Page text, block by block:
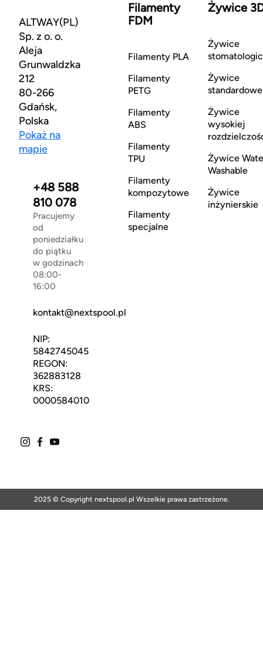
ALTWAY(PL)
Sp. z o. o.
Aleja
Grunwaldzka
212
80-266
Gdańsk,
Polska
Pokaż na
mapie
+48 588
810 078
Pracujemy
od
poniedziałku
do piątku
w godzinach
08:00-
16:00
kontakt@nextspool.pl
NIP:
5842745045
REGON:
362883128
KRS:
0000584010
Filamenty
FDM
Filamenty PLA
Filamenty
PETG
Filamenty
ABS
Filamenty
TPU
Filamenty
kompozytowe
Filamenty
specjalne
Żywice
Żywice
Żywice
standardowe
Żywice
wysokiej
Żywice
Washable
Żywice
inżynierskie